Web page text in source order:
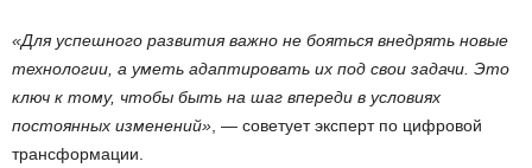
«Для успешного развития важно не бояться внедрять новые
технологии, а уметь адаптировать их под свои задачи. Это
ключ к тому, чтобы быть на шаг впереди в условиях
постоянных изменений» , — советует эксперт по цифровой
трансформации.